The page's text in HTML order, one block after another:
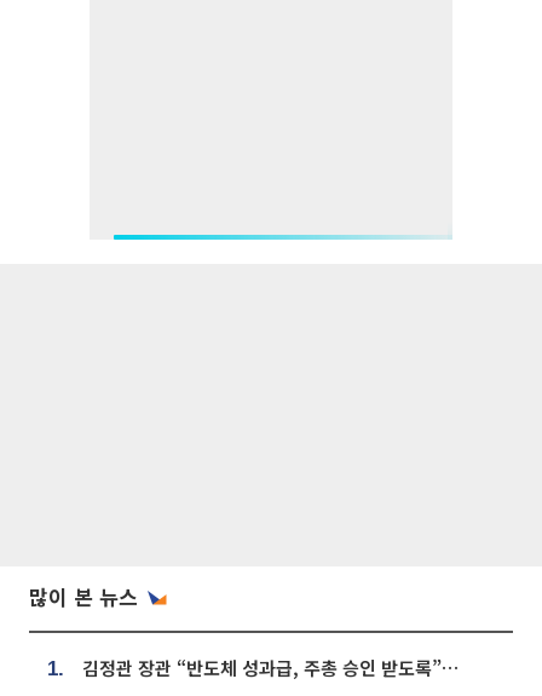
많이 본 뉴스
1. 김정관 장관 “반도체 성과급, 주총 승인 받도록”…상법·자본시장법 개정 시사